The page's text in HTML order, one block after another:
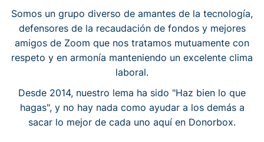
Somos un grupo diverso de amantes de la tecnología,
defensores de la recaudación de fondos y mejores
amigos de Zoom que nos tratamos mutuamente con
respeto y en armonía manteniendo un excelente clima
laboral.
Desde 2014, nuestro lema ha sido "Haz bien lo que
hagas", y no hay nada como ayudar a los demás a
sacar lo mejor de cada uno aquí en Donorbox.